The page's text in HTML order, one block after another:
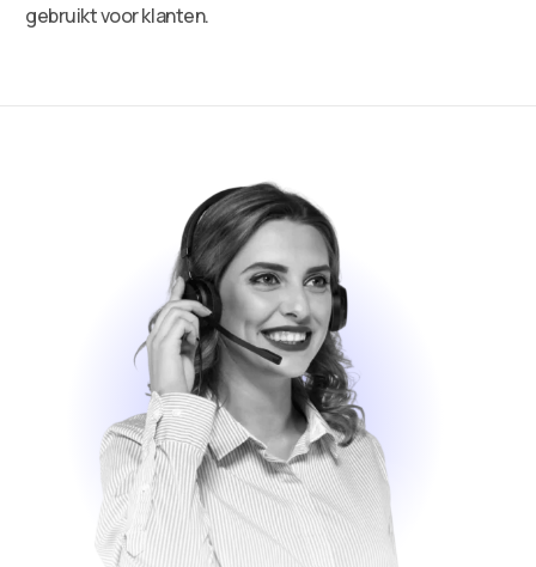
gebruikt voor klanten.